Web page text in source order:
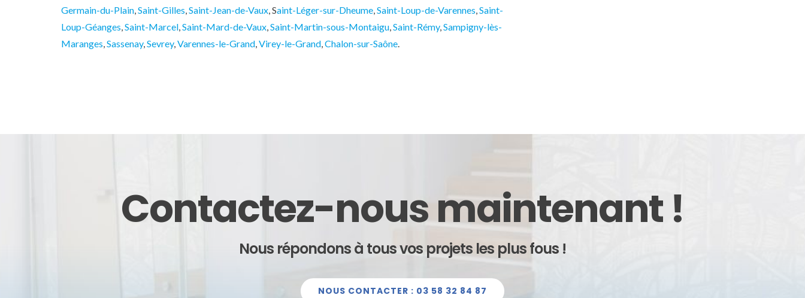
Germain-du-Plain,Saint-Gilles,Saint-Jean-de-Vaux, Saint-Léger-sur-Dheume,Saint-Loup-de-Varennes,Saint-
Loup-Géanges,Saint-Marcel,Saint-Mard-de-Vaux,Saint-Martin-sous-Montaigu,Saint-Rémy,Sampigny-lès-
Maranges,Sassenay,Sevrey,Varennes-le-Grand,Virey-le-Grand,Chalon-sur-Saône.
Contactez-nous maintenant !
Nous répondons à tous vos projets les plus fous !
NOUS CONTACTER : 03 58 32 84 87